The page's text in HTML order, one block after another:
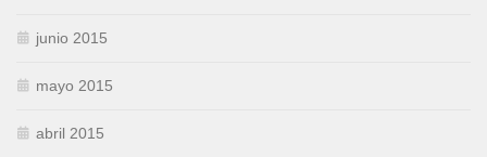
junio 2015
mayo 2015
abril 2015